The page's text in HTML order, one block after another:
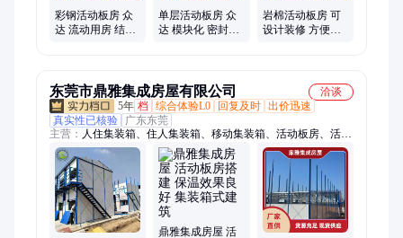
彩钢活动板房 众
达 流动用房 结构
单层活动板房 众
达 模块化 密封性
岩棉活动板房 可
设计装修 方便安
东莞市鼎雅集成房屋有限公司
洽谈
5年 档 综合体验L0 回复及时 出价迅速
真实性已核验
广东东莞
主营： 人住集装箱、住人集装箱、移动集装箱、活动板房、活动
房、彩钢板房、二手活动板房、活动板房回收、工地集装箱房、
回收集装箱、出租集装箱、二手集装箱、免押金集装箱
鼎雅集成房屋 活